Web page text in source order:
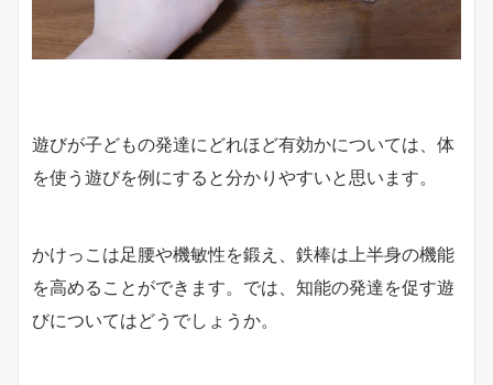
遊びが子どもの発達にどれほど有効かについては、体
を使う遊びを例にすると分かりやすいと思います。
かけっこは足腰や機敏性を鍛え、鉄棒は上半身の機能
を高めることができます。では、知能の発達を促す遊
びについてはどうでしょうか。